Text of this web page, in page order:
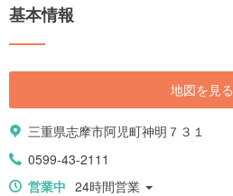
基本情報
地図を見る
三重県志摩市阿児町神明７３１
0599-43-2111
営業中 24時間営業